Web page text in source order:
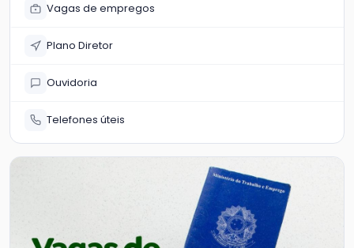
Vagas de empregos
Plano Diretor
Ouvidoria
Telefones úteis